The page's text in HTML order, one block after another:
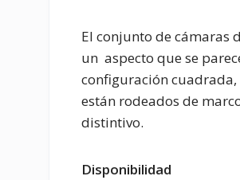
El conjunto de cámaras
un aspecto que se
configuración cuadrada,
están rodeados de
distintivo.
Disponibilidad